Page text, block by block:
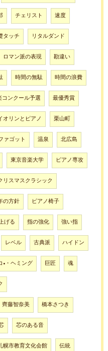
チェリスト 速度
タッチ リタルダンド
ロマン派の表現 勘違い
時間の無駄 時間の浪費
ンクール予選 最優秀賞
オリンとピアノ 栗山町
ァゴット 温泉 北広島
東京音楽大学 ピアノ専攻
リスマスクラシック
の方針 ピアノ椅子
げる 指の強化 強い指
レベル 古典派 ハイドン
•・ヘミング 巨匠 魂
齊藤智奈美 橋本さつき
芯のある音
幌市教育文化会館 伝統